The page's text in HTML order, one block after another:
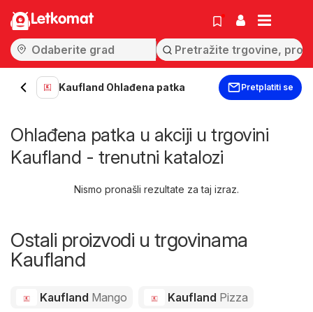
Letkomat
Kaufland Ohlađena patka Pretplatiti se
Ohlađena patka u akciji u trgovini
Kaufland - trenutni katalozi
Nismo pronašli rezultate za taj izraz.
Ostali proizvodi u trgovinama
Kaufland
Kaufland Mango Kaufland Pizza